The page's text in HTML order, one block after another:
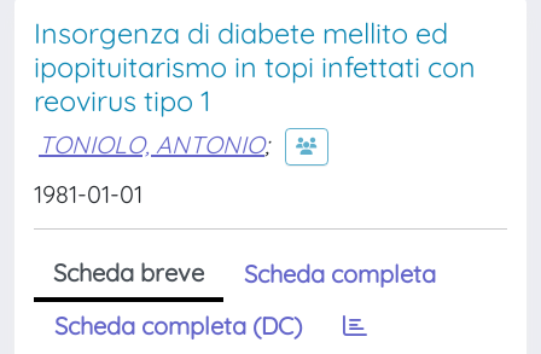
Insorgenza di diabete mellito ed
ipopituitarismo in topi infettati con
reovirus tipo 1
TONIOLO, ANTONIO;
1981-01-01
Scheda breve
Scheda completa
Scheda completa (DC)